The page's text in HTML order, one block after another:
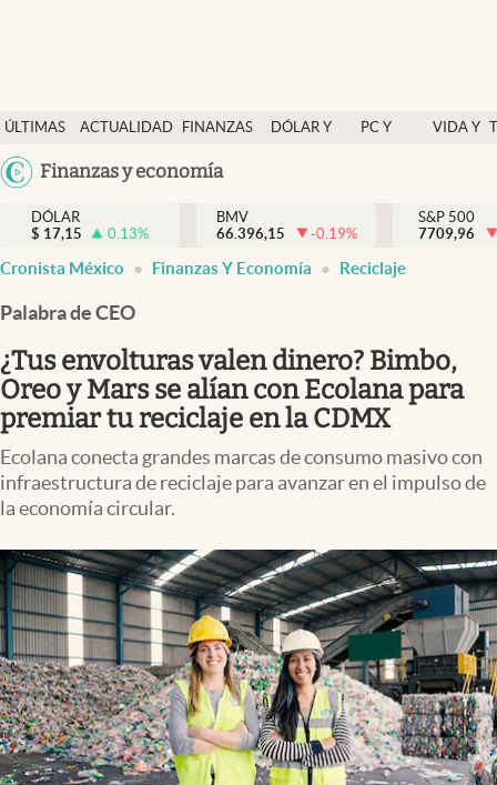
ÚLTIMAS
NOTICIAS
ACTUALIDAD
FINANZAS
DÓLAR Y
PC Y
VIDA Y
México
Finanzas y economía
Actualidad
Finanzas y economía
Dólar y mercados
Pc y celular
Vida y estilo
Tv
Clima
Espiritualidad
Mediakit
abre en nueva pestaña
México
DÓLAR
$ 17,15 0.13%
BMV
66.396,15
-0.19%
S&P 500
7709,96
Cronista México Finanzas Y Economía Reciclaje
Palabra de CEO
¿Tus envolturas valen dinero? Bimbo,
Oreo y Mars se alían con Ecolana para
premiar tu reciclaje en la CDMX
Ecolana conecta grandes marcas de consumo masivo con
infraestructura de reciclaje para avanzar en el impulso de
la economía circular.